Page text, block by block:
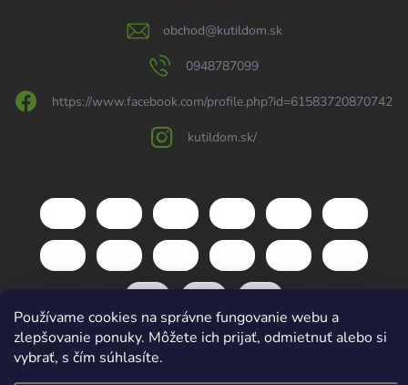
Používame cookies na správne fungovanie webu a
zlepšovanie ponuky. Môžete ich prijať, odmietnuť alebo si
vybrať, s čím súhlasíte.
obchod@kutildom.sk
0948787099
https://www.facebook.com/profile.php?id=61583720870742
kutildom.sk/
Copyright 2026kutildom.sk